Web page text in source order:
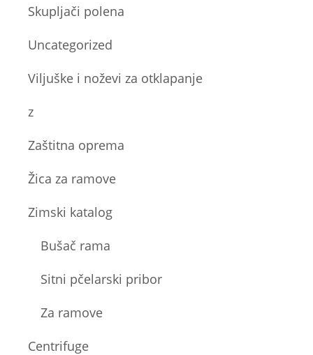
Skupljači polena
Uncategorized
Viljuške i noževi za otklapanje
z
Zaštitna oprema
Žica za ramove
Zimski katalog
Bušač rama
Sitni pčelarski pribor
Za ramove
Centrifuge